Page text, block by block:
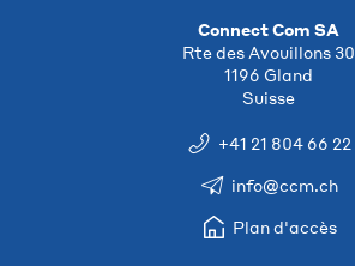
Connect Com SA
Rte des Avouillons 30
1196 Gland
Suisse
+41 21 804 66 22
info@ccm.ch
Plan d'accès